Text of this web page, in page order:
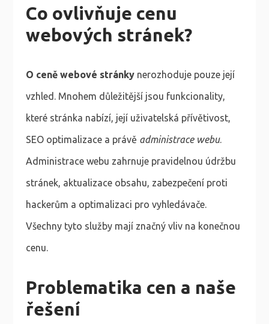
Co ovlivňuje cenu
webových stránek?
O ceně webové stránkynerozhoduje pouze její
vzhled. Mnohem důležitější jsou funkcionality,
které stránka nabízí, její uživatelská přívětivost,
SEO optimalizace a právě administrace webu.
Administrace webu zahrnuje pravidelnou údržbu
stránek, aktualizace obsahu, zabezpečení proti
hackerům a optimalizaci pro vyhledávače.
Všechny tyto služby mají značný vliv na konečnou
cenu.
Problematika cen a naše
řešení